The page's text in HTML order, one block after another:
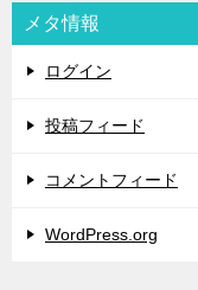
メタ情報
ログイン
投稿フィード
コメントフィード
WordPress.org